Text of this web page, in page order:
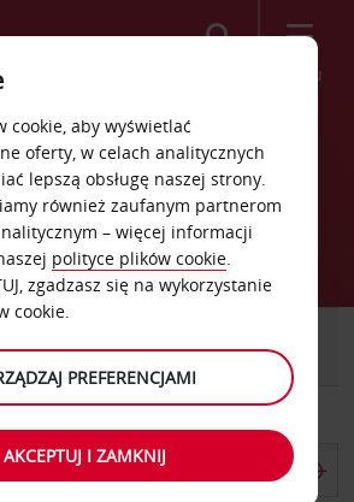
Menu
Durbanville
DOSTAWCZY
cookie, aby wyświetlać
oferty, w celach analitycznych
lepszą obsługę naszej strony.
również zaufanym partnerom
– więcej informacji
polityce plików cookie.
zgadzasz się na wykorzystanie
cookie.
PREFERENCJAMI
AKCEPTUJ I ZAMKNIJ